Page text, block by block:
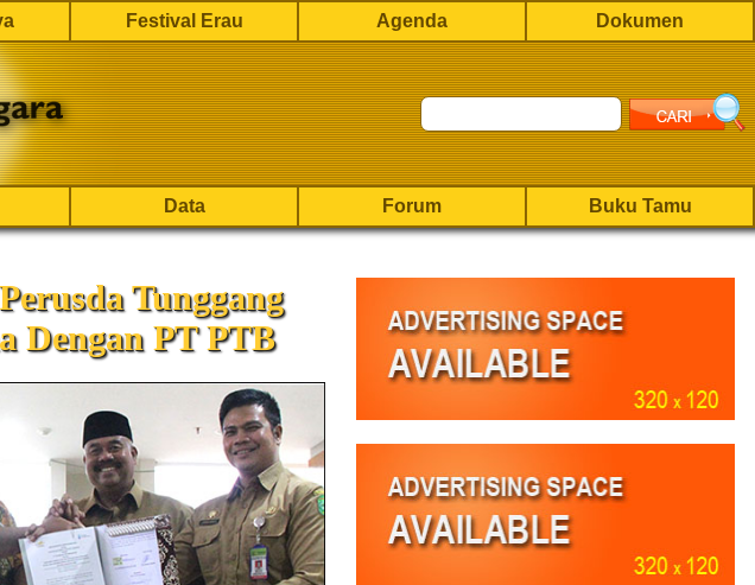
Festival Erau Agenda Dokumen
Data Forum Buku Tamu
Tunggang
Dengan PT PTB